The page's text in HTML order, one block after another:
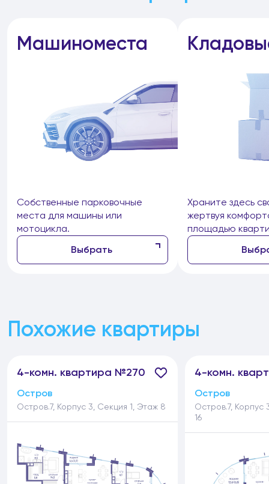
Машиноместа
Собственные парковочные
места для машины или
мотоцикла.
Выбрать
Храните здесь
жертвуя
площадью
Похожие квартиры
4-комн. квартира №270
Остров
Остров.7, Корпус 3, Секция 1, Этаж 8
4-комн.
Остров
Остров.7, Корпус
16